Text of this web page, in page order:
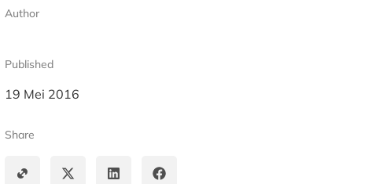
Author
Published
19 Mei 2016
Share